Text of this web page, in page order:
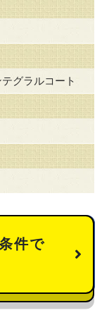
グラルコート
件で